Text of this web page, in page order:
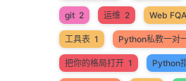
git 2 运维 2 Web FQA
工具表 1 Python私教一对
把你的格局打开 1 Python